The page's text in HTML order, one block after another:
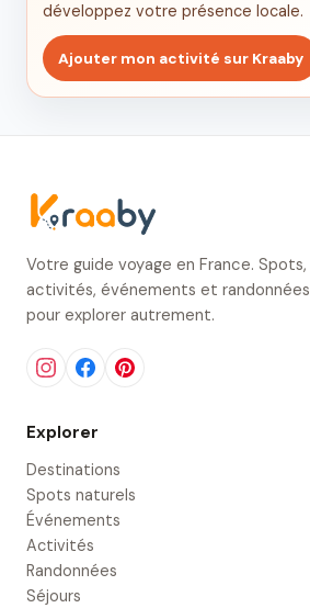
développez votre présence locale.
Ajouter mon activité sur Kraaby
Votre guide voyage en France. Spots,
activités, événements et randonnées
pour explorer autrement.
Explorer
Destinations
Spots naturels
Événements
Activités
Randonnées
Séjours